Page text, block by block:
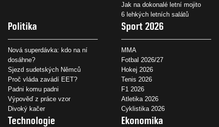
Jak na dokonalé letní mojito
6 lehkých letních salátů
Politika
Nová superdávka: kdo na ní
dosáhne?
Sjezd sudetských Němců
Proč vláda zavádí EET?
Padni komu padni
Výpověď z práce vzor
Divoký kačer
Sport 2026
MMA
Fotbal 2026/27
Hokej 2026
Tenis 2026
F1 2026
Atletika 2026
Cyklistika 2026
Technologie Ekonomika